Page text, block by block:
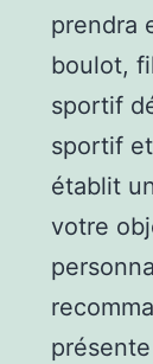
prendra
boulot,
sportif
sportif
établit
votre